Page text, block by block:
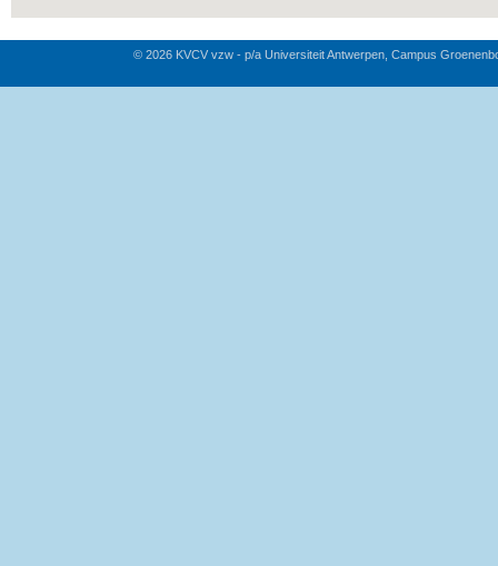
© 2026 KVCV vzw - p/a Universiteit Antwerpen, Campus